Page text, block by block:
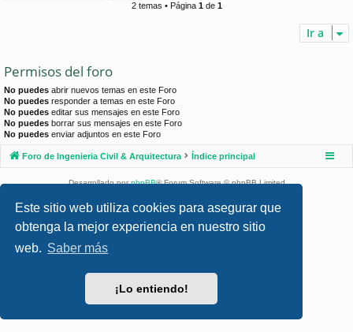
Este sitio web utiliza cookies para asegurar que
obtenga la mejor experiencia en nuestro sitio
web. Saber más
¡Lo entiendo!
2 temas • Página 1de 1
Ir a
Permisos del foro
No puedes abrir nuevos temas en este Foro
No puedes responder a temas en este Foro
No puedes editar sus mensajes en este Foro
No puedes borrar sus mensajes en este Foro
No puedes enviar adjuntos en este Foro
Foro de Ingenieria Civil & Arquitectura Índice principal
Desarrollado porphpBB® Forum Software © phpBB Limited
Traducción al español porphpBB España
Privacidad| Condiciones